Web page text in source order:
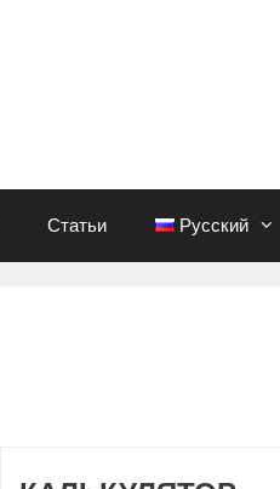
Статьи Русский